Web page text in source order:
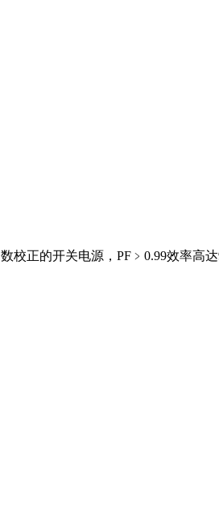
正的开关电源，PF﹥0.99效率高